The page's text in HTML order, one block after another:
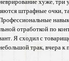
штрафные очки,
отработкой по
Я сходил с
трак, вчера к